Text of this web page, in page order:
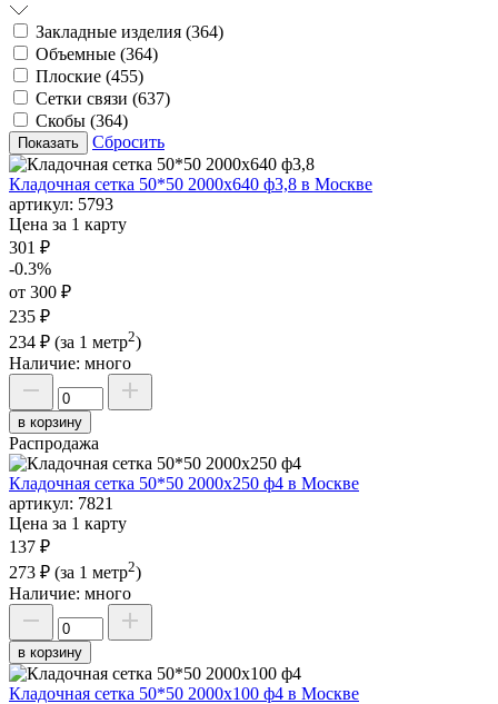
Закладные изделия (364)
Объемные (364)
Плоские (455)
Сетки связи (637)
Скобы (364)
Сбросить
Кладочная сетка 50*50 2000х640 ф3,8 в Москве
артикул: 5793
Цена за 1 карту
301 ₽
-0.3%
от 300 ₽
235 ₽
234 ₽ (за 1 метр2)
Наличие: много
в корзину
Распродажа
Кладочная сетка 50*50 2000х250 ф4 в Москве
артикул: 7821
Цена за 1 карту
137 ₽
273 ₽ (за 1 метр2)
Наличие: много
в корзину
Кладочная сетка 50*50 2000х100 ф4 в Москве